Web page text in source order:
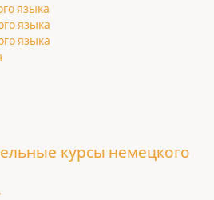
языка
языка
языка
курсы немецкого